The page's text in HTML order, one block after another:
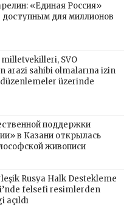
«Единая Россия»
доступным для миллионов
milletvekilleri, SVO
arazi sahibi olmalarına izin
üzerinde
поддержки
в Казани открылась
живописи
Rusya Halk Destekleme
felsefi resimlerden
açıldı